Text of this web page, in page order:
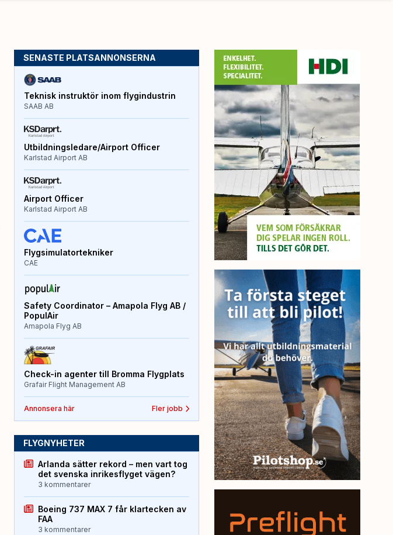
SENASTE PLATSANNONSERNA
Teknisk instruktör inom flygindustrin
SAAB AB
Utbildningsledare/Airport Officer
Karlstad Airport AB
Airport Officer
Karlstad Airport AB
Flygsimulatortekniker
CAE
Safety Coordinator – Amapola Flyg AB /
PopulAir
Amapola Flyg AB
Check-in agenter till Bromma Flygplats
Grafair Flight Management AB
Annonsera här Fler jobb
FLYGNYHETER
Arlanda sätter rekord – men vart tog
det svenska inrikesflyget vägen?
3 kommentarer
Boeing 737 MAX 7 får klartecken av
FAA
3 kommentarer